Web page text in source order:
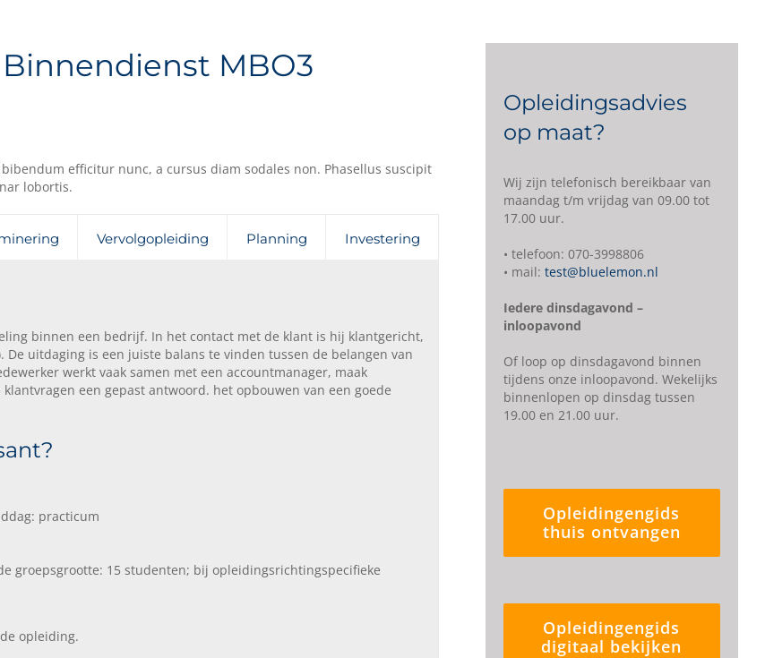
MBO3
efficitur nunc, a cursus diam sodales non. Phasellus suscipit
lobortis.
Vervolgopleiding Planning Investering
binnen een bedrijf. In het contact met de klant is hij klantgericht,
uitdaging is een juiste balans te vinden tussen de belangen van
werkt vaak samen met een accountmanager, maak
een gepast antwoord. het opbouwen van een goede
practicum
groepsgrootte: 15 studenten; bij opleidingsrichtingspecifieke
opleiding.
Opleidingsadvies
op maat?
Wij zijn telefonisch bereikbaar van
maandag t/m vrijdag van 09.00 tot
17.00 uur.
• telefoon: 070-3998806
• mail: test@bluelemon.nl
Iedere dinsdagavond –
inloopavond
Of loop op dinsdagavond binnen
tijdens onze inloopavond. Wekelijks
binnenlopen op dinsdag tussen
19.00 en 21.00 uur.
Opleidingengids
thuis ontvangen
Opleidingengids
digitaal bekijken